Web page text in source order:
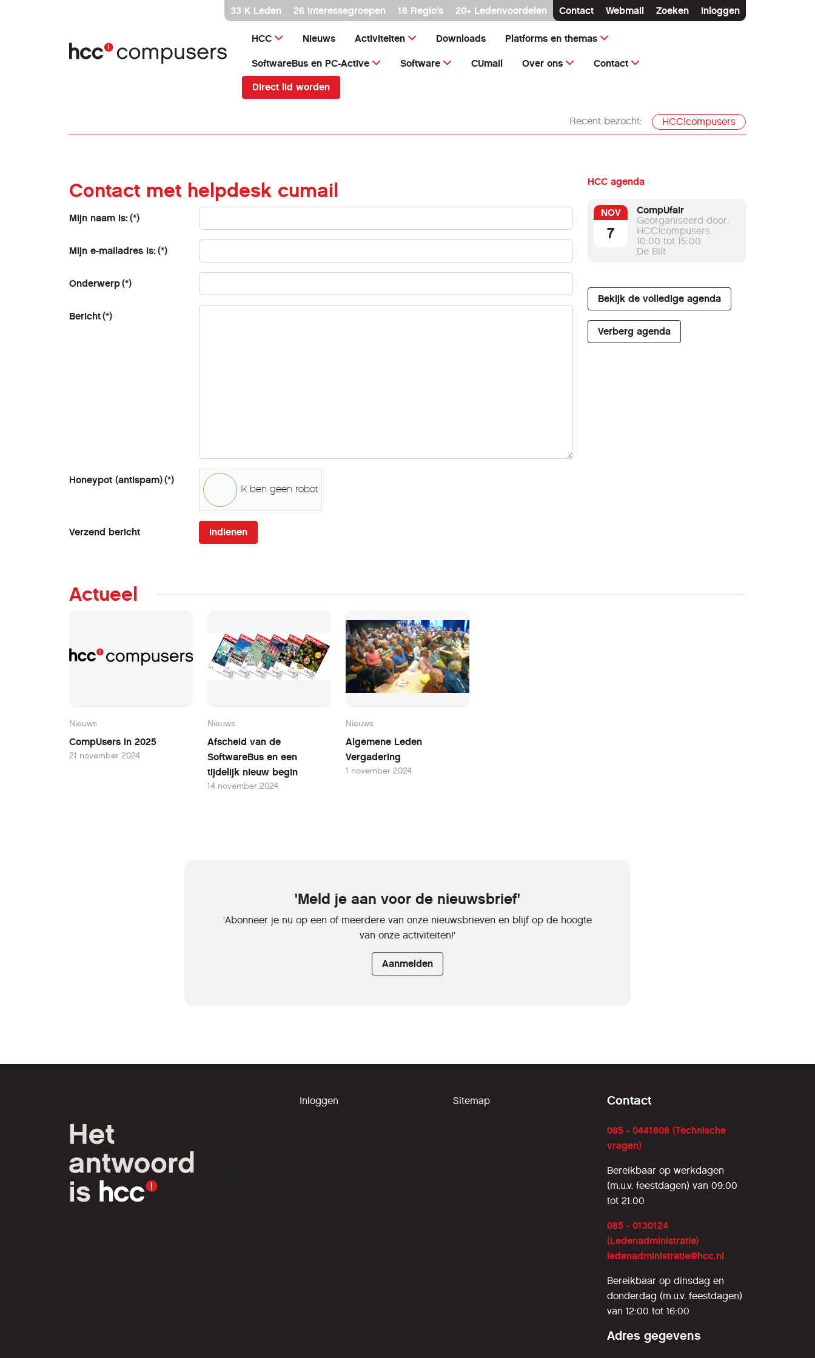
inhoud
33 K Leden 26 interessegroepen 18 Regio's 20+ Ledenvoordelen Contact Webmail Zoeken Inloggen
HCC Nieuws Activiteiten Downloads Platforms en themas
SoftwareBus en PC-Active Software CUmail Over ons Contact
Direct lid worden
Recent bezocht: HCC!compusers
Contact met helpdesk cumail
Mijn naam is:(*)
Mijn e-mailadres is:(*)
Onderwerp(*)
Bericht(*)
Honeypot (antispam)(*)
Ik ben geen robot
Verzend bericht Indienen
HCC agenda
NOV
7
CompUfair
Georganiseerd door:
HCC!compusers
10:00 tot 15:00
De Bilt
Bekijk de volledige agenda
Verberg agenda
Actueel
Nieuws
CompUsers in 2025
21 november 2024
Nieuws
Afscheid van de
SoftwareBus en een
tijdelijk nieuw begin
14 november 2024
Nieuws
Algemene Leden
Vergadering
1 november 2024
'Meld je aan voor de nieuwsbrief'
'Abonneer je nu op een of meerdere van onze nieuwsbrieven en blijf op de hoogte
van onze activiteiten!'
Aanmelden
tech-liefhebbers.
Inloggen Sitemap Contact
085 - 0441808 (Technische
vragen)
Bereikbaar op werkdagen
(m.u.v. feestdagen) van 09:00
tot 21:00
085 - 0130124
(Ledenadministratie)
ledenadministratie@hcc.nl
Bereikbaar op dinsdag en
donderdag (m.u.v. feestdagen)
van 12:00 tot 16:00
Adres gegevens